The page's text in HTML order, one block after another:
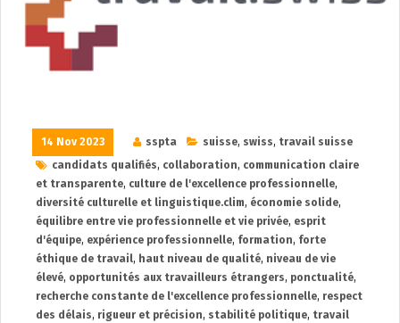
14 Nov 2023 sspta suisse, swiss, travail suisse
candidats qualifiés, collaboration, communication claire
et transparente, culture de l'excellence professionnelle,
diversité culturelle et linguistique.clim, économie solide,
équilibre entre vie professionnelle et vie privée, esprit
d'équipe, expérience professionnelle, formation, forte
éthique de travail, haut niveau de qualité, niveau de vie
élevé, opportunités aux travailleurs étrangers, ponctualité,
recherche constante de l'excellence professionnelle, respect
des délais, rigueur et précision, stabilité politique, travail